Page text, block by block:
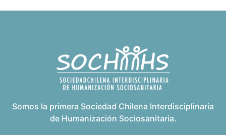
Somos la primera Sociedad Chilena Interdisciplinaria
de Humanización Sociosanitaria.